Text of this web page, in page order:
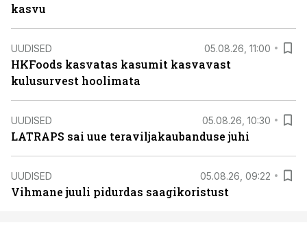
kasvu
UUDISED 05.08.26, 11:00
HKFoods kasvatas kasumit kasvavast
kulusurvest hoolimata
UUDISED 05.08.26, 10:30
LATRAPS sai uue teraviljakaubanduse juhi
UUDISED 05.08.26, 09:22
Vihmane juuli pidurdas saagikoristust